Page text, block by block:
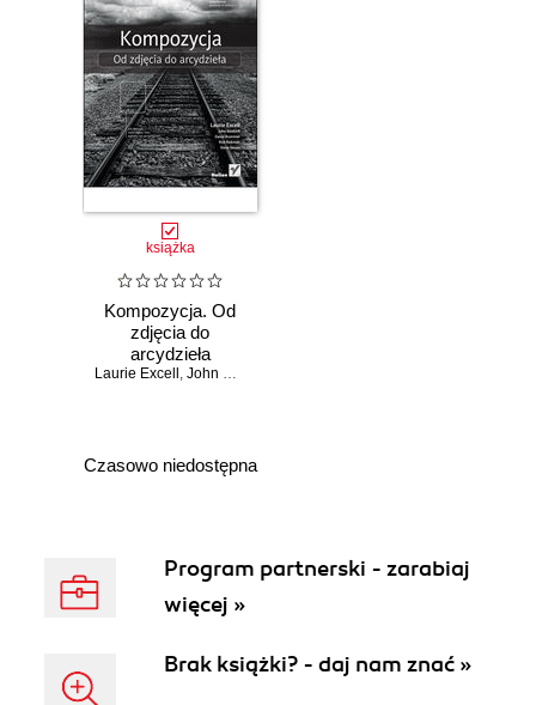
książka
Kompozycja. Od
zdjęcia do
arcydzieła
Laurie Excell , John Batdorff
Czasowo niedostępna
Program partnerski - zarabiaj
więcej »
Brak książki? - daj nam znać »